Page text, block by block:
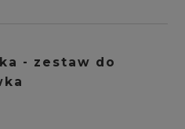
- zestaw do